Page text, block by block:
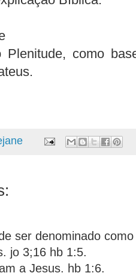
Plenitude, como
ser denominado
jo 3;16 hb 1:5.
a Jesus. hb 1:6.